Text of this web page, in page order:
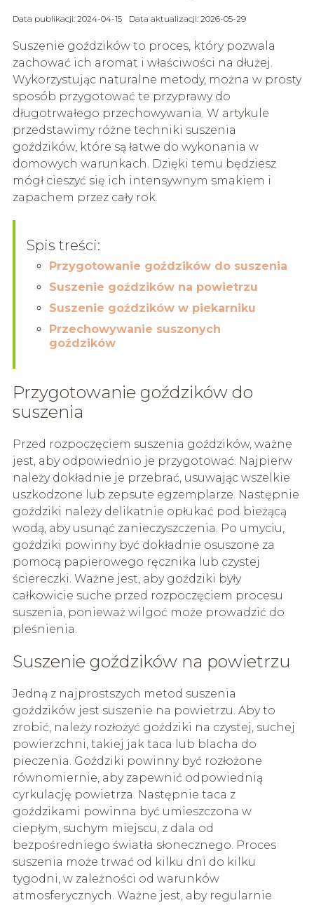
Data publikacji: 2024-04-15 Data aktualizacji: 2026-05-29
Suszenie goździków to proces, który pozwala
zachować ich aromat i właściwości na dłużej.
Wykorzystując naturalne metody, można w prosty
sposób przygotować te przyprawy do
długotrwałego przechowywania. W artykule
przedstawimy różne techniki suszenia
goździków, które są łatwe do wykonania w
domowych warunkach. Dzięki temu będziesz
mógł cieszyć się ich intensywnym smakiem i
zapachem przez cały rok.
Spis treści:
Przygotowanie goździków do suszenia
Suszenie goździków na powietrzu
Suszenie goździków w piekarniku
Przechowywanie suszonych
goździków
Przygotowanie goździków do
suszenia
Przed rozpoczęciem suszenia goździków, ważne
jest, aby odpowiednio je przygotować. Najpierw
należy dokładnie je przebrać, usuwając wszelkie
uszkodzone lub zepsute egzemplarze. Następnie
goździki należy delikatnie opłukać pod bieżącą
wodą, aby usunąć zanieczyszczenia. Po umyciu,
goździki powinny być dokładnie osuszone za
pomocą papierowego ręcznika lub czystej
ściereczki. Ważne jest, aby goździki były
całkowicie suche przed rozpoczęciem procesu
suszenia, ponieważ wilgoć może prowadzić do
pleśnienia.
Suszenie goździków na powietrzu
Jedną z najprostszych metod suszenia
goździków jest suszenie na powietrzu. Aby to
zrobić, należy rozłożyć goździki na czystej, suchej
powierzchni, takiej jak taca lub blacha do
pieczenia. Goździki powinny być rozłożone
równomiernie, aby zapewnić odpowiednią
cyrkulację powietrza. Następnie taca z
goździkami powinna być umieszczona w
ciepłym, suchym miejscu, z dala od
bezpośredniego światła słonecznego. Proces
suszenia może trwać od kilku dni do kilku
tygodni, w zależności od warunków
atmosferycznych. Ważne jest, aby regularnie